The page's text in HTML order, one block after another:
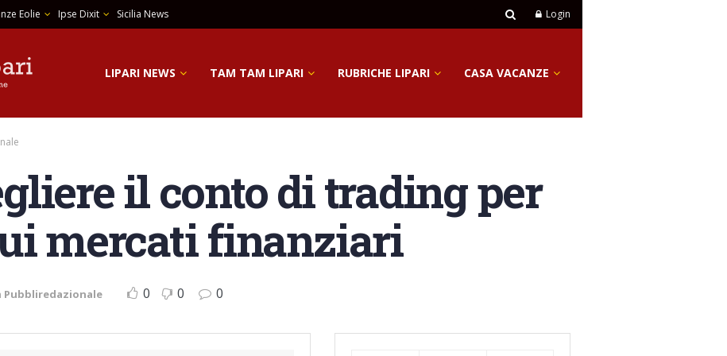
Eolie Ipse Dixit Sicilia News Login
LIPARI NEWS TAM TAM LIPARI RUBRICHE LIPARI CASA VACANZE
il conto di trading per
mercati finanziari
Pubbliredazionale 0 0 0